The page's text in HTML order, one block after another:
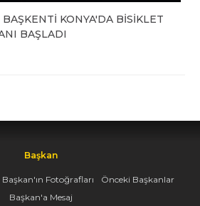
KONYA'DA BİSİKLET
BAŞLADI
Başkan
Başkan'ın Fotoğrafları
Önceki Başkanlar
Başkan'a Mesaj